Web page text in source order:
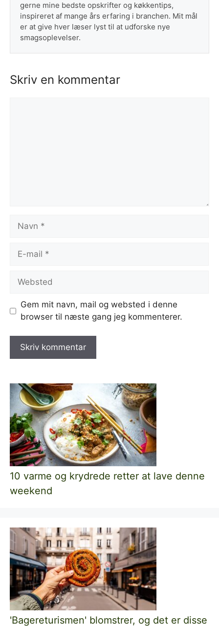
gerne mine bedste opskrifter og køkkentips,
inspireret af mange års erfaring i branchen. Mit mål
er at give hver læser lyst til at udforske nye
smagsoplevelser.
Skriv en kommentar
Navn
Websted
Gem mit navn, mail og websted i denne
browser til næste gang jeg kommenterer.
10 varme og krydrede retter at lave denne
weekend
'Bagereturismen' blomstrer, og det er disse